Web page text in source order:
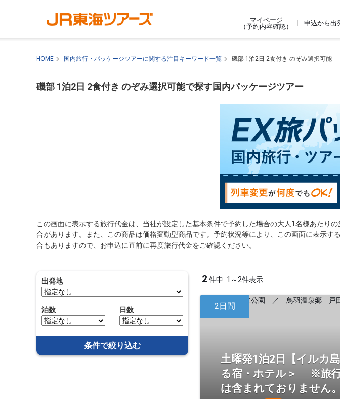
マイページ
（予約内容確認）
申込から出
HOME 国内旅行・パッケージツアーに関する注目キーワード一覧 磯部 1泊2日 2食付き のぞみ選択可能
磯部 1泊2日 2食付き のぞみ選択可能で探す国内パッケージツアー
この画面に表示する旅行代金は、当社が設定した基本条件で予約した場合の大人1名様あたり
合があります。また、この商品は価格変動型商品です。予約状況等により、この画面に表示
合もありますので、お申込に直前に再度旅行代金をご確認ください。
出発地
泊数 日数
条件で絞り込む
2 件中 1～2件表示
2日間
土曜発1泊2日【イルカ
る宿・ホテル＞ ※旅行
は含まれておりません。